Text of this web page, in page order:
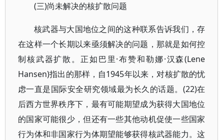
(三)尚未解决的核扩散问题
核武器与大国地位之间的这种联系告诉我们，存
在这样一个长期以来亟须解决的问题，那就是如何控
制核武器扩散。正如巴里·布赞和勒娜·汉森(Lene
Hansen)指出的那样，自1945年以来，对核扩散的忧
虑一直是国际安全研究领域最为长久的话题。(22)在
后西方世界秩序下，最有可能期望成为获得大国地位
的国家可能很少，但还有一些其他动机促使一些国家
行为体和非国家行为体期望能够获得核武器能力。这